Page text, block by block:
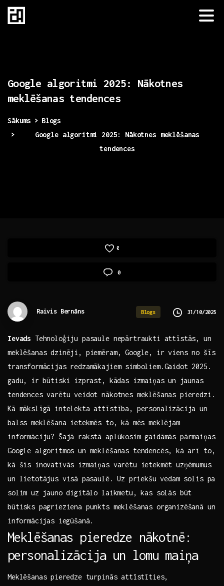
Google algoritmi 2025:
Nākotnes
meklēšanas tendences
Sākums
Blogs
Google algoritmi 2025: Nākotnes meklēšanas
tendences
0
0
Raivis Bernāns Blogs 31/10/2025
Ievads Tehnoloģiju pasaule ‌nepārtraukti attīstās, un​
meklēšanas‌ dzinēji,​ piemēram, Google, ‌ir‍ viens no šīs
transformācijas ​redzamākajiem simboliem.Gaidot 2025.
gadu,⁣ ir būtiski izprast, ​kādas izmaiņas ⁢un jaunas
tendences varētu veidot ‌nākotnes meklēšanas pieredzi.⁣
Kā mākslīgā intelekta‍ attīstība, personalizācija ‌un
balss⁣ meklēšana ietekmēs to, kā‌ mēs meklējam ​
informāciju? Šajā rakstā aplūkosim gaidāmās pārmaiņas
Google algoritmos ‌un meklēšanas tendencēs, kā ⁤arī to,
kā šīs inovatīvās izmaiņas varētu‌ ietekmēt uzņēmumus
un lietotājus visā ⁣pasaulē.⁢ Uz ‌priekšu vedam solis pa
solim uz ⁤jauno digitālo laikmetu, kas solās būt
būtisks ​pagrieziena punkts meklēšanas organizēšanā​ un
⁢informācijas iegūšanā.
Meklēšanas pieredze nākotnē:
personalizācija ​un lomu maiņa
Meklēšanas⁢ pieredze turpinās attīstīties,